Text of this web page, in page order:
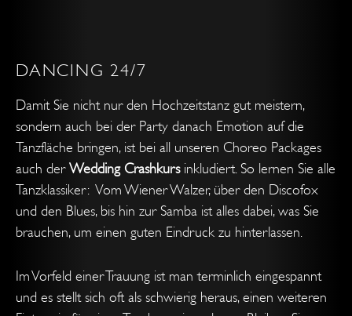
DANCING 24/7
Damit Sie nicht nur den Hochzeitstanz gut meistern,
sondern auch bei der Party danach Emotion auf die
Tanzfläche bringen, ist bei all unseren Choreo Packages
auch derWedding Crashkursinkludiert. So lernen Sie alle
Tanzklassiker: Vom Wiener Walzer, über den Discofox
und den Blues, bis hin zur Samba ist alles dabei, was Sie
brauchen, um einen guten Eindruck zu hinterlassen.
Im Vorfeld einer Trauung ist man terminlich eingespannt
und es stellt sich oft als schwierig heraus, einen weiteren